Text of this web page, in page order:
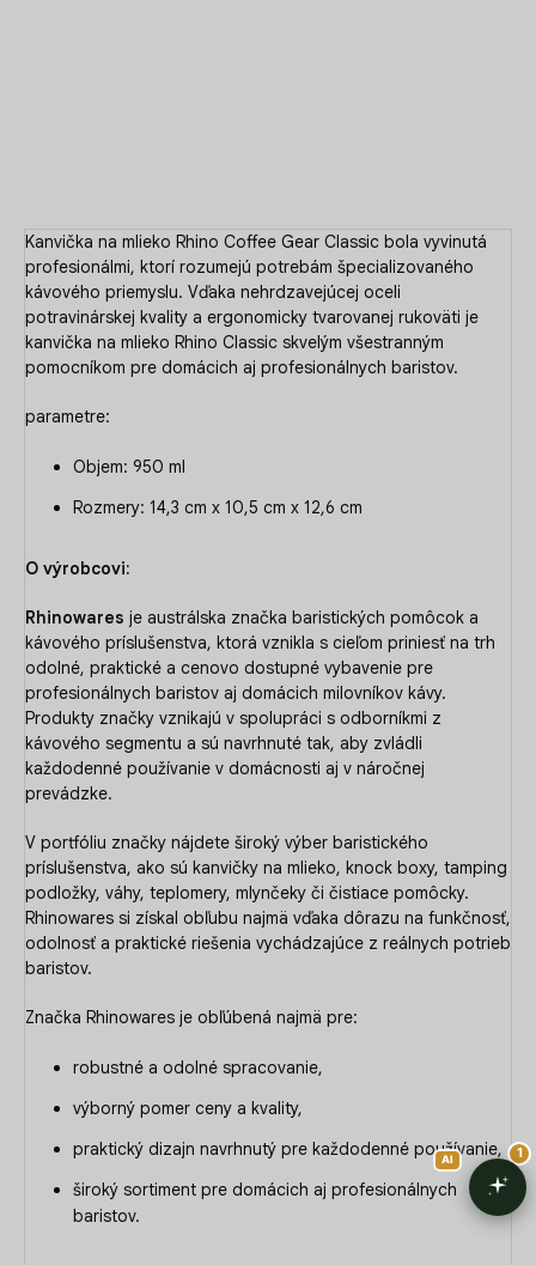
Kanvička na mlieko Rhino Coffee Gear Classic bola vyvinutá
profesionálmi, ktorí rozumejú potrebám špecializovaného
kávového priemyslu. Vďaka nehrdzavejúcej oceli
potravinárskej kvality a ergonomicky tvarovanej rukoväti je
kanvička na mlieko Rhino Classic skvelým všestranným
pomocníkom pre domácich aj profesionálnych baristov.
parametre:
Objem: 950 ml
Rozmery: 14,3 cm x 10,5 cm x 12,6 cm
O výrobcovi:
Rhinowares je austrálska značka baristických pomôcok a
kávového príslušenstva, ktorá vznikla s cieľom priniesť na trh
odolné, praktické a cenovo dostupné vybavenie pre
profesionálnych baristov aj domácich milovníkov kávy.
Produkty značky vznikajú v spolupráci s odborníkmi z
kávového segmentu a sú navrhnuté tak, aby zvládli
každodenné používanie v domácnosti aj v náročnej
prevádzke.
V portfóliu značky nájdete široký výber baristického
príslušenstva, ako sú kanvičky na mlieko, knock boxy, tamping
podložky, váhy, teplomery, mlynčeky či čistiace pomôcky.
Rhinowares si získal obľubu najmä vďaka dôrazu na funkčnosť,
odolnosť a praktické riešenia vychádzajúce z reálnych potrieb
baristov.
Značka Rhinowares je obľúbená najmä pre:
robustné a odolné spracovanie,
výborný pomer ceny a kvality,
praktický dizajn navrhnutý pre každodenné používanie,
široký sortiment pre domácich aj profesionálnych
baristov.